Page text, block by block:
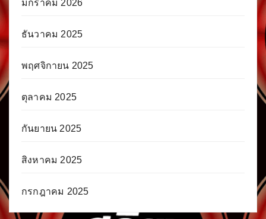
มกราคม 2026
ธันวาคม 2025
พฤศจิกายน 2025
ตุลาคม 2025
กันยายน 2025
สิงหาคม 2025
กรกฎาคม 2025